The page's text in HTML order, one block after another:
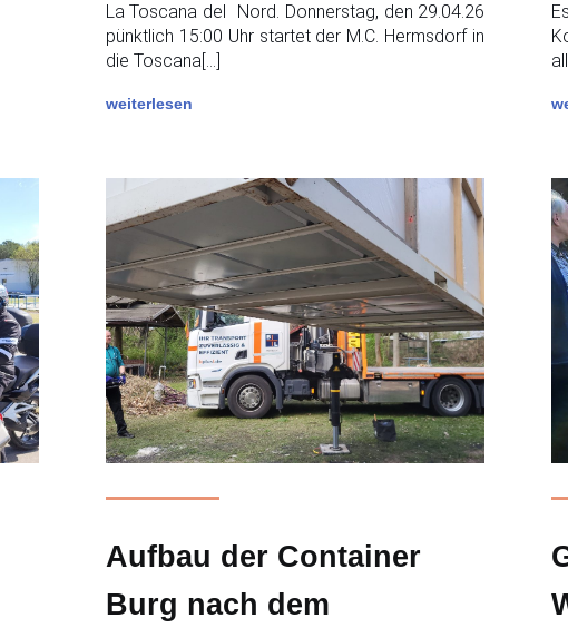
La Toscana del Nord. Donnerstag, den 29.04.26
pünktlich 15:00 Uhr startet der M.C. Hermsdorf in
die Toscana[…]
weiterlesen
Aufbau der Container
Burg nach dem